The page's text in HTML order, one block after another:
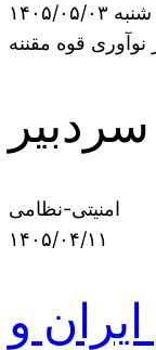
شنبه ۱۴۰۵/۰۵/۰۳
قوه مقننه
سردبیر
امنیتی-نظامی
۱۴۰۵/۰۴/۱۱
و